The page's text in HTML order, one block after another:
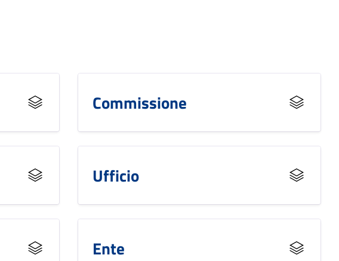
Commissione
Ufficio
Ente